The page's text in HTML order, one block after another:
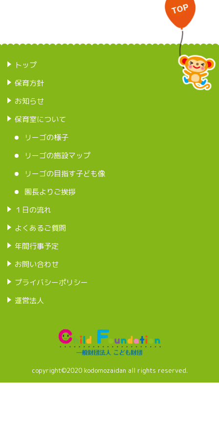
トップ
保育方針
お知らせ
保育室について
リーゴの様子
リーゴの施設マップ
リーゴの目指す子ども像
園長よりご挨拶
１日の流れ
よくあるご質問
年間行事予定
お問い合わせ
プライバシーポリシー
運営法人
copyright©2020 kodomozaidan all rights reserved.